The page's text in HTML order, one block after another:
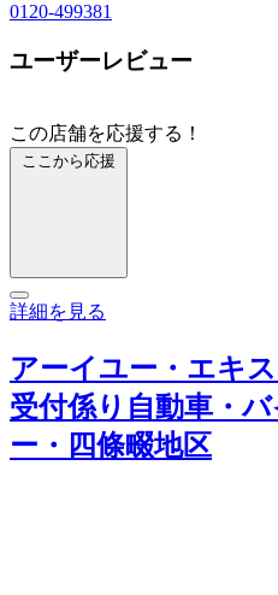
0120-499381
ユーザーレビュー
この店舗を応援する！
ここから応援
詳細を見る
アーイユー・エキ
受付係り自動車・
ー・四條畷地区